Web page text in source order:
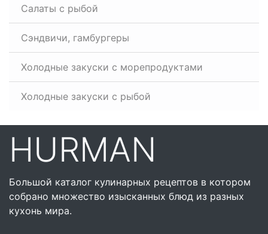
Салаты с рыбой
Сэндвичи, гамбургеры
Холодные закуски с морепродуктами
Холодные закуски с рыбой
HURMAN
Большой каталог кулинарных рецептов в котором
собрано множество изысканных блюд из разных
кухонь мира.